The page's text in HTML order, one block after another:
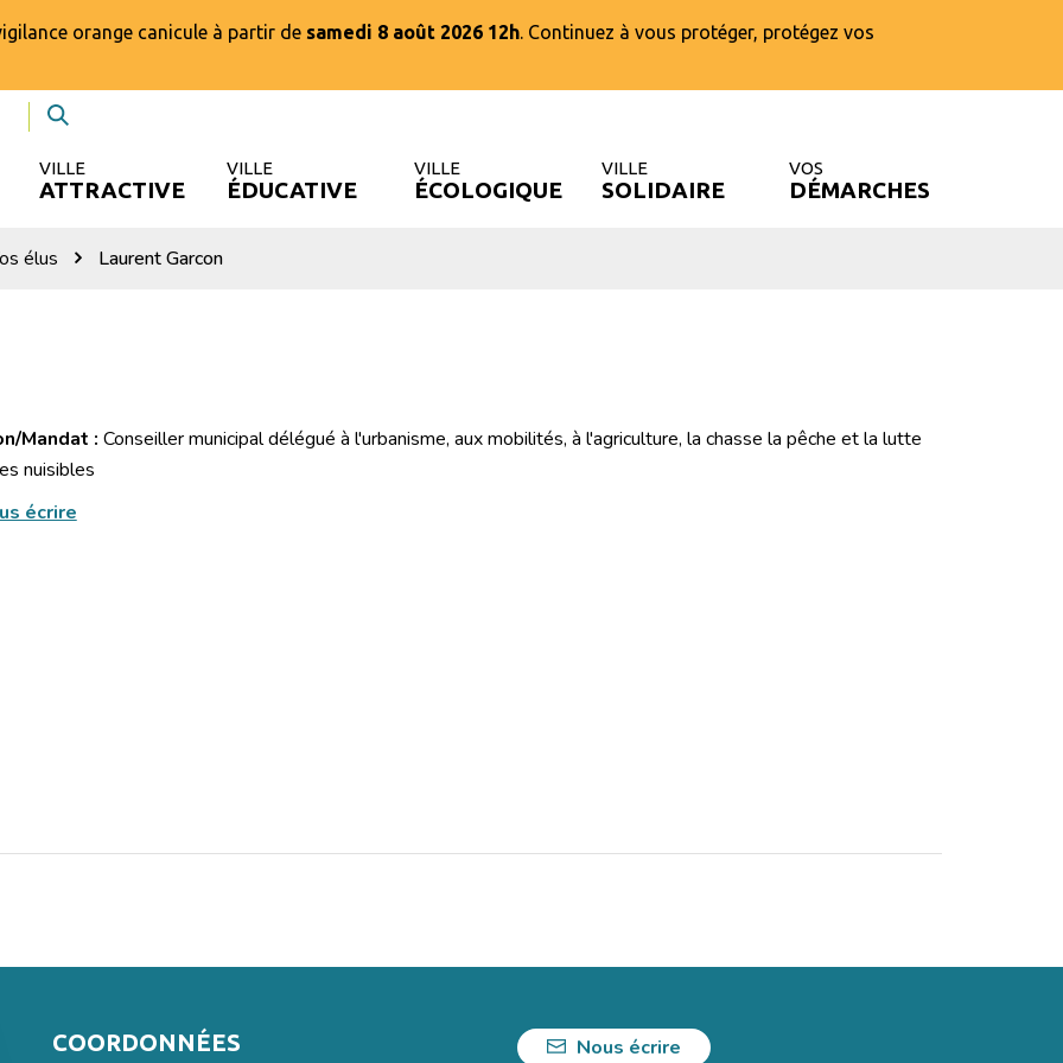
orange canicule à partir de samedi 8 août 2026 12h. Continuez à vous protéger, protégez vos
vers
chaîne
Recherche
VILLE
ATTRACTIVE
VILLE
ÉDUCATIVE
VILLE
ÉCOLOGIQUE
VILLE
SOLIDAIRE
VOS
DÉMARCHES
élus Laurent Garcon
Mandat : Conseiller municipal délégué à l'urbanisme, aux mobilités, à l'agriculture, la chasse la pêche et la lutte
nuisibles
écrire
COORDONNÉES Nous écrire